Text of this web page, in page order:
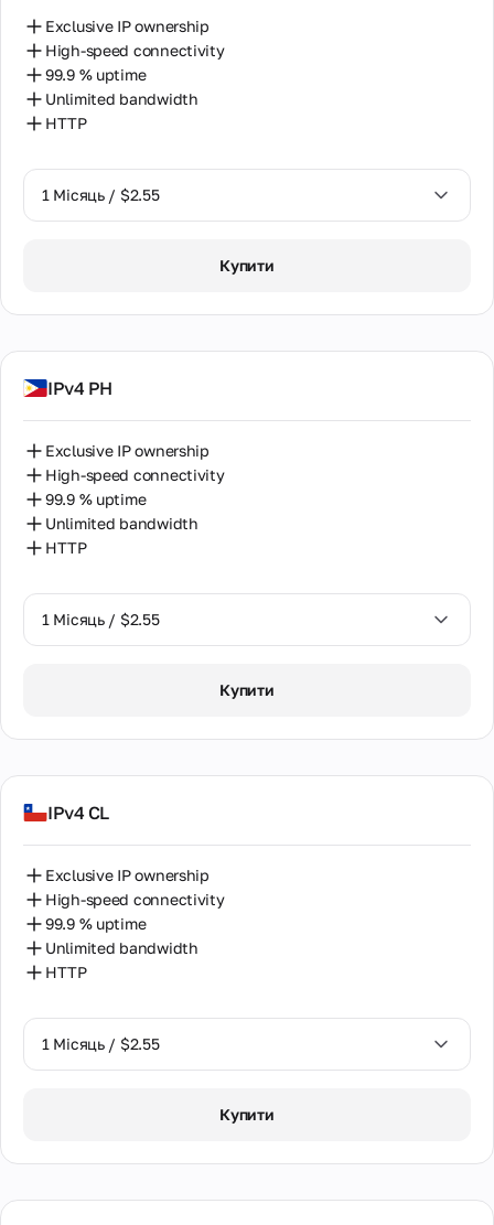
Exclusive IP ownership
High-speed connectivity
99.9 % uptime
Unlimited bandwidth
HTTP
1 Місяць / $2.55
Купити
IPv4 PH
Exclusive IP ownership
High-speed connectivity
99.9 % uptime
Unlimited bandwidth
HTTP
1 Місяць / $2.55
Купити
IPv4 CL
Exclusive IP ownership
High-speed connectivity
99.9 % uptime
Unlimited bandwidth
HTTP
1 Місяць / $2.55
Купити